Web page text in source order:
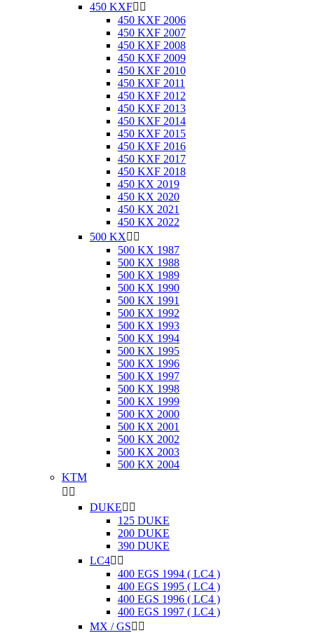
450 KXF 
450 KXF 2006
450 KXF 2007
450 KXF 2008
450 KXF 2009
450 KXF 2010
450 KXF 2011
450 KXF 2012
450 KXF 2013
450 KXF 2014
450 KXF 2015
450 KXF 2016
450 KXF 2017
450 KXF 2018
450 KX 2019
450 KX 2020
450 KX 2021
450 KX 2022
500 KX 
500 KX 1987
500 KX 1988
500 KX 1989
500 KX 1990
500 KX 1991
500 KX 1992
500 KX 1993
500 KX 1994
500 KX 1995
500 KX 1996
500 KX 1997
500 KX 1998
500 KX 1999
500 KX 2000
500 KX 2001
500 KX 2002
500 KX 2003
500 KX 2004
KTM
 
DUKE 
125 DUKE
200 DUKE
390 DUKE
LC4 
400 EGS 1994 ( LC4 )
400 EGS 1995 ( LC4 )
400 EGS 1996 ( LC4 )
400 EGS 1997 ( LC4 )
MX / GS 